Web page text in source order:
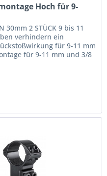
Hoch für 9-
30mm 2 STÜCK 9 bis 11
verhindern ein
für 9-11 mm
für 9-11 mm und 3/8